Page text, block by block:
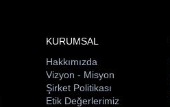
KURUMSAL
Hakkımızda
Vizyon - Misyon
Şirket Politikası
Etik Değerlerimiz